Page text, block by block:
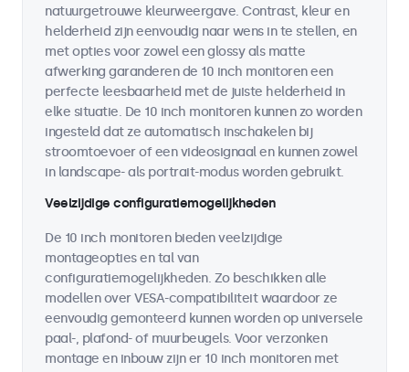
natuurgetrouwe kleurweergave. Contrast, kleur en
helderheid zijn eenvoudig naar wens in te stellen, en
met opties voor zowel een glossy als matte
afwerking garanderen de 10 inch monitoren een
perfecte leesbaarheid met de juiste helderheid in
elke situatie. De 10 inch monitoren kunnen zo worden
ingesteld dat ze automatisch inschakelen bij
stroomtoevoer of een videosignaal en kunnen zowel
in landscape- als portrait-modus worden gebruikt.
Veelzijdige configuratiemogelijkheden
De 10 inch monitoren bieden veelzijdige
montageopties en tal van
configuratiemogelijkheden. Zo beschikken alle
modellen over VESA-compatibiliteit waardoor ze
eenvoudig gemonteerd kunnen worden op universele
paal-, plafond- of muurbeugels. Voor verzonken
montage en inbouw zijn er 10 inch monitoren met